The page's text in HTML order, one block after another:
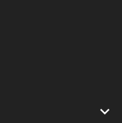
